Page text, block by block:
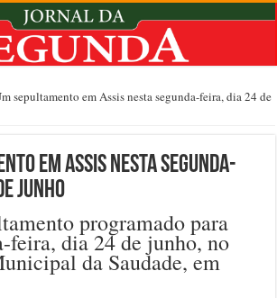
sepultamento em Assis nesta segunda-feira, dia 24 de
em Assis nesta segunda-
junho
programado para
feira, dia 24 de junho, no
da Saudade, em